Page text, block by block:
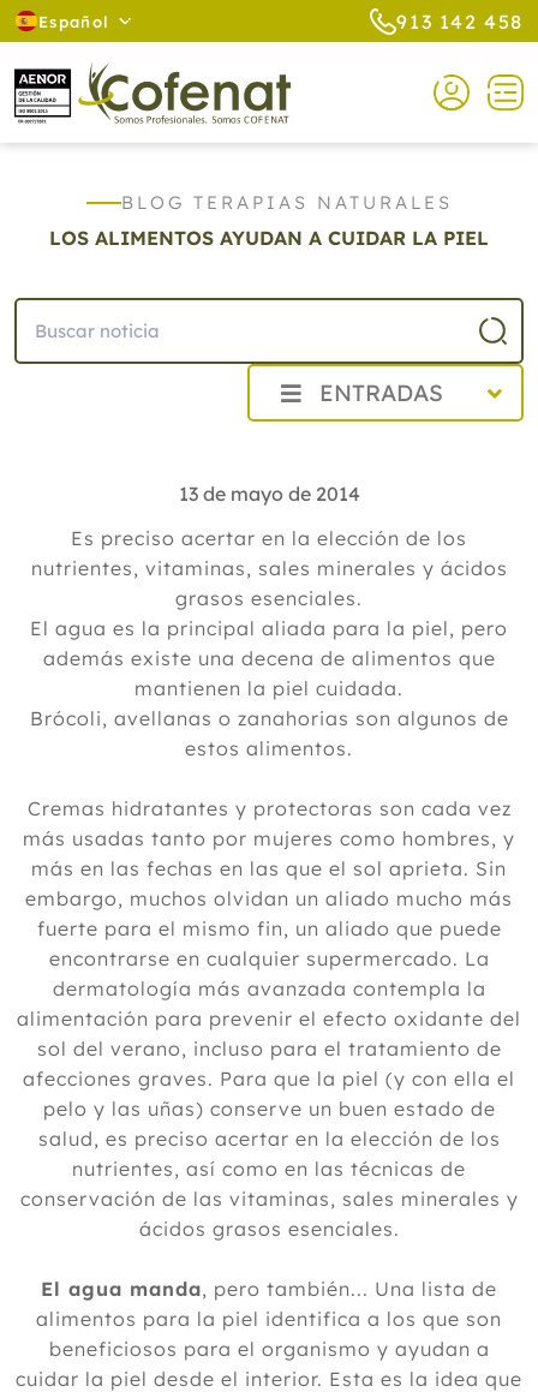
Español 913 142 458
BLOG TERAPIAS NATURALES
LOS ALIMENTOS AYUDAN A CUIDAR LA PIEL
ENTRADAS
2025
2024
2023
2022
2021
2020
2019
2017
2016
2015
2014
Diciembre
Noviembre
Octubre
Septiembre
Agosto
Julio
Junio
Mayo
Abril
Febrero
Enero
2013
13 de mayo de 2014
Es preciso acertar en la elección de los
nutrientes, vitaminas, sales minerales y ácidos
grasos esenciales.
El agua es la principal aliada para la piel, pero
además existe una decena de alimentos que
mantienen la piel cuidada.
Brócoli, avellanas o zanahorias son algunos de
estos alimentos.
Cremas hidratantes y protectoras son cada vez
más usadas tanto por mujeres como hombres, y
más en las fechas en las que el sol aprieta. Sin
embargo, muchos olvidan un aliado mucho más
fuerte para el mismo fin, un aliado que puede
encontrarse en cualquier supermercado. La
dermatología más avanzada contempla la
alimentación para prevenir el efecto oxidante del
sol del verano, incluso para el tratamiento de
afecciones graves. Para que la piel (y con ella el
pelo y las uñas) conserve un buen estado de
salud, es preciso acertar en la elección de los
nutrientes, así como en las técnicas de
conservación de las vitaminas, sales minerales y
ácidos grasos esenciales.
El agua manda, pero también... Una lista de
alimentos para la piel identifica a los que son
beneficiosos para el organismo y ayudan a
cuidar la piel desde el interior. Esta es la idea que